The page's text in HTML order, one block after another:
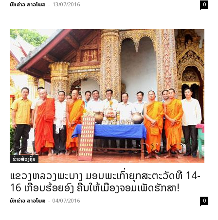
ນັກຂ່າວ ລາວໂພສ - 13/07/2016 0
ຂ່າວທ້ອງຖິ່ນ
ແຂວງຫລວງພະບາງ ມອບພະເກົ່າຍຸກສະຕະວັດທີ 14-
16 ເກືອບຮ້ອຍອົງ ຄືນໃຫ້ເມືອງຈອມເພັດຮັກສາ!
ນັກຂ່າວ ລາວໂພສ - 04/07/2016 0